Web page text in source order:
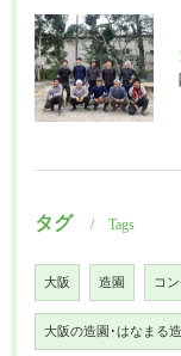
タグ Tags
大阪 造園 コ
大阪の造園･はなまる